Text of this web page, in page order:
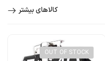
کالاهای بیشتر
OUT OF STOCK